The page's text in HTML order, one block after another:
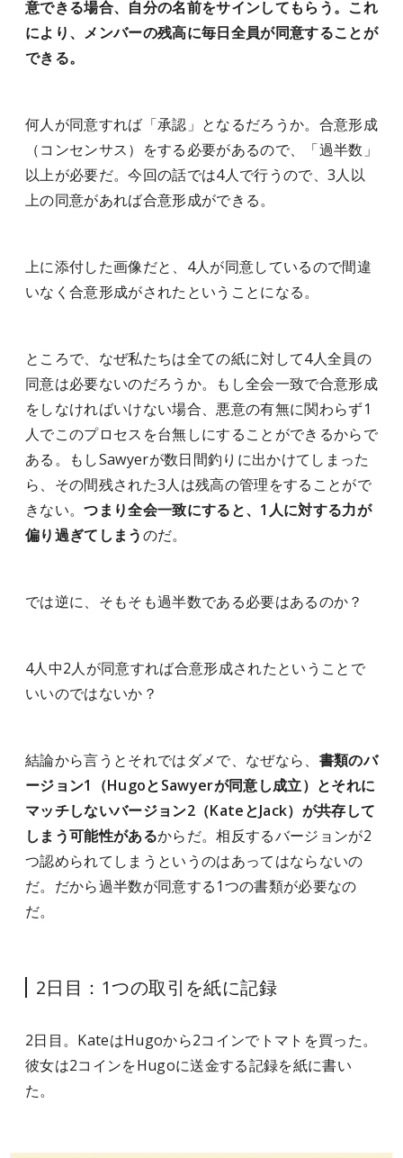
意できる場合、自分の名前をサインしてもらう。これ
により、メンバーの残高に毎日全員が同意することが
できる。
何人が同意すれば「承認」となるだろうか。合意形成
（コンセンサス）をする必要があるので、「過半数」
以上が必要だ。今回の話では4人で行うので、3人以
上の同意があれば合意形成ができる。
上に添付した画像だと、4人が同意しているので間違
いなく合意形成がされたということになる。
ところで、なぜ私たちは全ての紙に対して4人全員の
同意は必要ないのだろうか。もし全会一致で合意形成
をしなければいけない場合、悪意の有無に関わらず1
人でこのプロセスを台無しにすることができるからで
ある。もしSawyerが数日間釣りに出かけてしまった
ら、その間残された3人は残高の管理をすることがで
きない。つまり全会一致にすると、1人に対する力が
偏り過ぎてしまうのだ。
では逆に、そもそも過半数である必要はあるのか？
4人中2人が同意すれば合意形成されたということで
いいのではないか？
結論から言うとそれではダメで、なぜなら、 書類のバ
ージョン1（HugoとSawyerが同意し成立）とそれに
マッチしないバージョン2（KateとJack）が共存して
しまう可能性があるからだ。相反するバージョンが2
つ認められてしまうというのはあってはならないの
だ。だから過半数が同意する1つの書類が必要なの
だ。
2日目：1つの取引を紙に記録
2日目。KateはHugoから2コインでトマトを買った。
彼女は2コインをHugoに送金する記録を紙に書い
た。